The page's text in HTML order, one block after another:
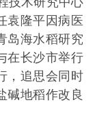
袁隆平因病医
岛海水稻研究
在长沙市举行
，追思会同时
碱地稻作改良